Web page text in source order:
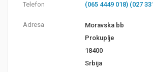
Telefon (065 4449 018) (027
Adresa
Moravska bb
Prokuplje
18400
Srbija